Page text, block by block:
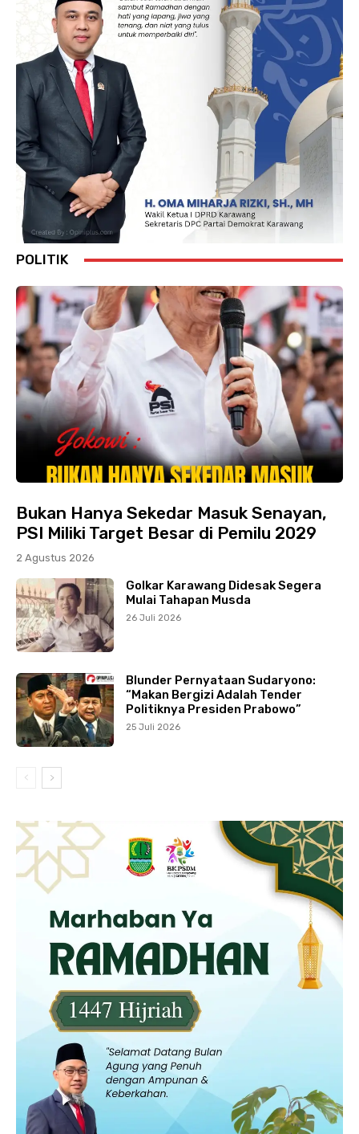
POLITIK
Bukan Hanya Sekedar Masuk Senayan,
PSI Miliki Target Besar di Pemilu 2029
2 Agustus 2026
Golkar Karawang Didesak Segera
Mulai Tahapan Musda
26 Juli 2026
Blunder Pernyataan Sudaryono:
“Makan Bergizi Adalah Tender
Politiknya Presiden Prabowo”
25 Juli 2026